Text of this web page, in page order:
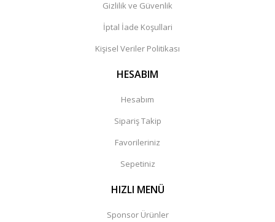
Gizlilik ve Güvenlik
İptal İade Koşullari
Kişisel Veriler Politikası
HESABIM
Hesabım
Sipariş Takip
Favorileriniz
Sepetiniz
HIZLI MENÜ
Sponsor Ürünler